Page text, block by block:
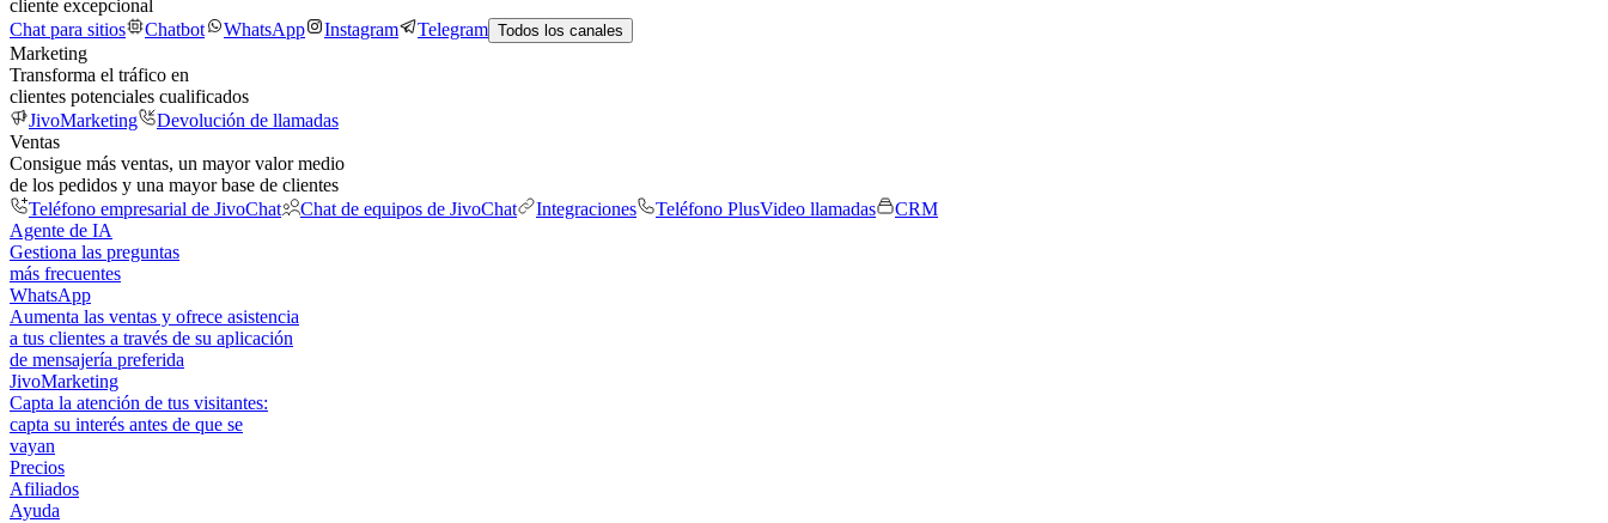
cliente excepcional
Chat para sitios
Chatbot WhatsApp Instagram Telegram Todos los canales
Marketing
Transforma el tráfico en
clientes potenciales cualificados
JivoMarketing
Devolución de llamadas
Ventas
Consigue más ventas, un mayor valor medio
de los pedidos y una mayor base de clientes
Teléfono empresarial de JivoChat
Chat de equipos de JivoChat Integraciones Teléfono PlusVideo llamadas
CRM
Agente de IA
Gestiona las preguntas
más frecuentes
WhatsApp
Aumenta las ventas y ofrece asistencia
a tus clientes a través de su aplicación
de mensajería preferida
JivoMarketing
Capta la atención de tus visitantes:
capta su interés antes de que se
vayan
Precios
Afiliados
Ayuda